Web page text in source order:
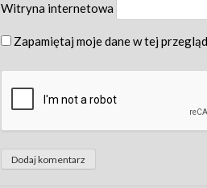
Witryna internetowa
Zapamiętaj moje dane w tej